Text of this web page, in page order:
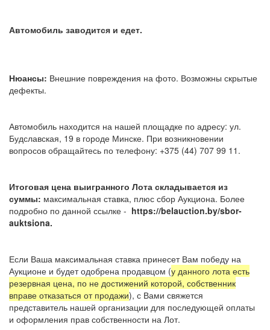
Автомобиль заводится и едет.
Нюансы: Внешние повреждения на фото. Возможны скрытые
дефекты.
Автомобиль находится на нашей площадке по адресу: ул.
Будславская, 19 в городе Минске. При возникновении
вопросов обращайтесь по телефону: +375 (44) 707 99 11.
Итоговая цена выигранного Лота складывается из
суммы: максимальная ставка, плюс сбор Аукциона. Более
подробно по данной ссылке - https://belauction.by/sbor-
auktsiona.
Если Ваша максимальная ставка принесет Вам победу на
Аукционе и будет одобрена продавцом (у данного лота есть
резервная цена, по не достижений которой, собственник
вправе отказаться от продажи), с Вами свяжется
представитель нашей организации для последующей оплаты
и оформления прав собственности на Лот.